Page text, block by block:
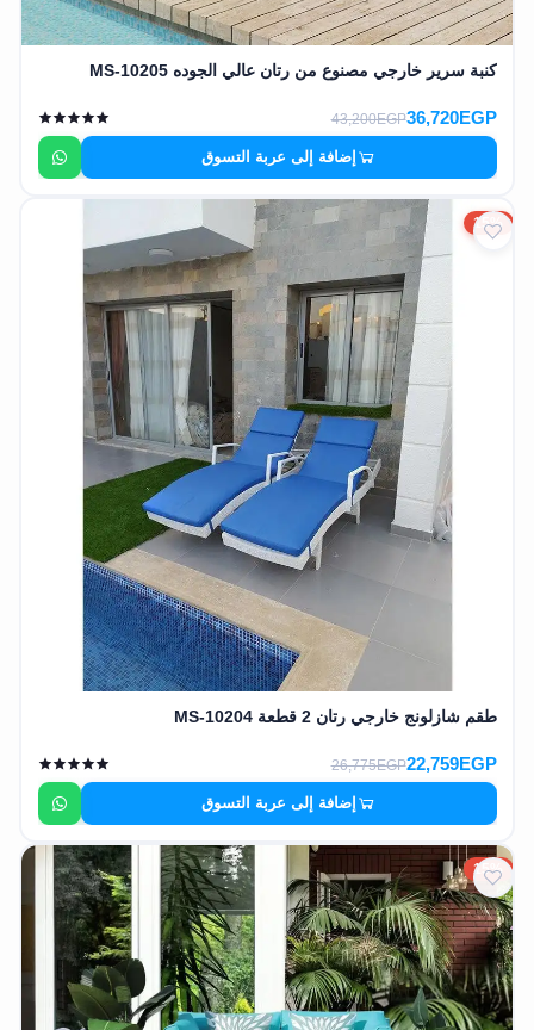
كنبة سرير خارجي مصنوع من رتان عالي الجوده MS-10205
36,720EGP
43,200EGP
إضافة إلى عربة التسوق
15%
طقم شازلونج خارجي رتان 2 قطعة MS-10204
22,759EGP
26,775EGP
إضافة إلى عربة التسوق
15%